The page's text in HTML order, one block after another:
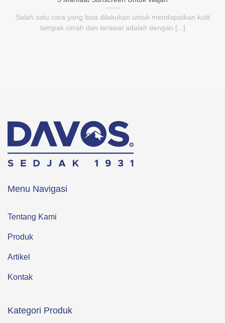
Salah satu cara yang bisa dilakukan untuk mendapatkan kulit
tampak cerah dan terawat adalah dengan [...]
Menu Navigasi
Tentang Kami
Produk
Artikel
Kontak
Kategori Produk